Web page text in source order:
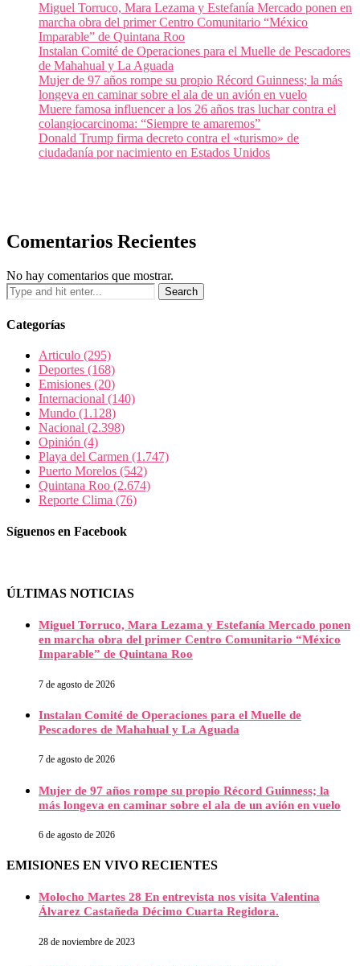
Miguel Torruco, Mara Lezama y Estefanía Mercado ponen en
marcha obra del primer Centro Comunitario “México
Imparable” de Quintana Roo
Instalan Comité de Operaciones para el Muelle de Pescadores
de Mahahual y La Aguada
Mujer de 97 años rompe su propio Récord Guinness; la más
longeva en caminar sobre el ala de un avión en vuelo
Muere famosa influencer a los 26 años tras luchar contra el
colangiocarcinoma: “Siempre te amaremos”
Donald Trump firma decreto contra el «turismo» de
ciudadanía por nacimiento en Estados Unidos
Comentarios Recientes
No hay comentarios que mostrar.
Categorías
Articulo (295)
Deportes (168)
Emisiones (20)
Internacional (140)
Mundo (1.128)
Nacional (2.398)
Opinión (4)
Playa del Carmen (1.747)
Puerto Morelos (542)
Quintana Roo (2.674)
Reporte Clima (76)
Síguenos en Facebook
ÚLTIMAS NOTICIAS
Miguel Torruco, Mara Lezama y Estefanía Mercado ponen
en marcha obra del primer Centro Comunitario “México
Imparable” de Quintana Roo
7 de agosto de 2026
Instalan Comité de Operaciones para el Muelle de
Pescadores de Mahahual y La Aguada
7 de agosto de 2026
Mujer de 97 años rompe su propio Récord Guinness; la
más longeva en caminar sobre el ala de un avión en vuelo
6 de agosto de 2026
EMISIONES EN VIVO RECIENTES
Molocho Martes 28 En entrevista nos visita Valentina
Álvarez Castañeda Décimo Cuarta Regidora.
28 de noviembre de 2023